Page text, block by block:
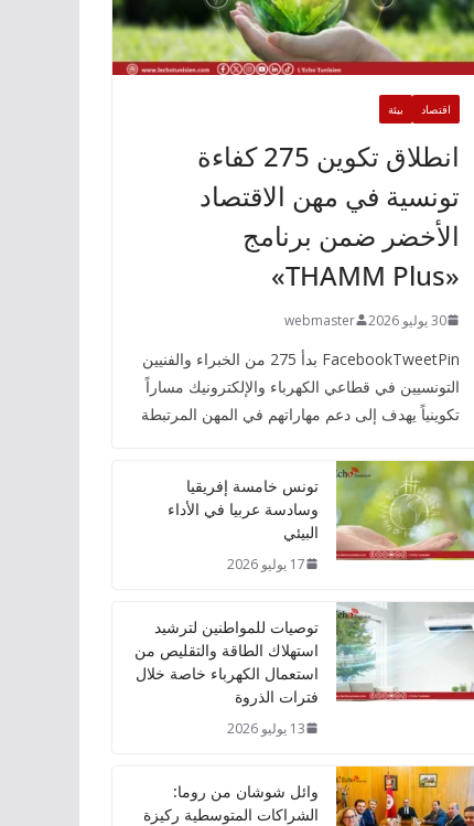
اقتصاد بيئة
انطلاق تكوين 275 كفاءة
تونسية في مهن الاقتصاد
الأخضر ضمن برنامج
«THAMM Plus»
30 يوليو 2026 webmaster
FacebookTweetPin بدأ 275 من الخبراء والفنيين
التونسيين في قطاعي الكهرباء والإلكترونيك مساراً
تكوينياً يهدف إلى دعم مهاراتهم في المهن المرتبطة
تونس خامسة إفريقيا
وسادسة عربيا في الأداء
البيئي
17 يوليو 2026
توصيات للمواطنين لترشيد
استهلاك الطاقة والتقليص من
استعمال الكهرباء خاصة خلال
فترات الذروة
13 يوليو 2026
وائل شوشان من روما:
الشراكات المتوسطية ركيزة